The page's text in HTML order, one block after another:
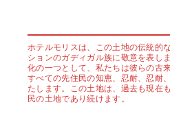
ホテルモリスは、この土地の伝統的
ションのガディガル族に敬意を表し
化の一つとして、私たちは彼らの古
すべての先住民の知恵、忍耐、忍耐
たします。この土地は、過去も現在
民の土地であり続けます。